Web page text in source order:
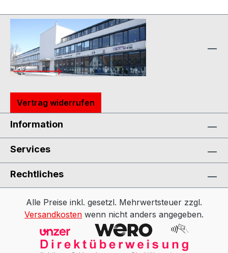
Vertrag widerrufen
Information
Services
Rechtliches
Alle Preise inkl. gesetzl. Mehrwertsteuer zzgl.
Versandkosten wenn nicht anders angegeben.